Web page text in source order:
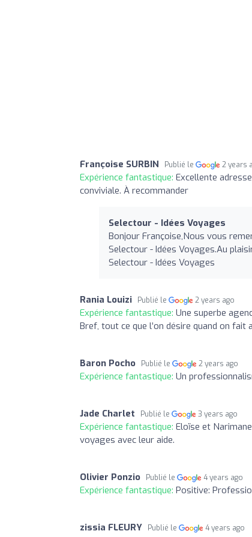
Françoise SURBIN Publié le 2 years
Expérience fantastique: Excellente
conviviale. À recommander
Selectour - Idées Voyages
Bonjour Françoise,Nous vous
Selectour - Idées Voyages.Au
Selectour - Idées Voyages
Rania Louizi Publié le 2 years ago
Expérience fantastique: Une superbe
Bref, tout ce que l’on désire quand on
Baron Pocho Publié le 2 years ago
Expérience fantastique: Un
Jade Charlet Publié le 3 years ago
Expérience fantastique: Eloïse et
voyages avec leur aide.
Olivier Ponzio Publié le 4 years ago
Expérience fantastique: Positive:
zissia FLEURY Publié le 4 years ago